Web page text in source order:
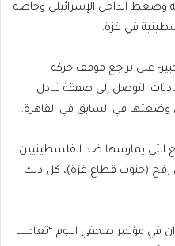
وضغط الداخل الإسرائيلي وخاصة
في غزة.
على تراجع موقف حركة
التوصل إلى صفقة تبادل
وضعتها في السابق في القاهرة.
التي يمارسها ضد الفلسطينيين
رفح (جنوب قطاع غزة)، كل ذلك
في مؤتمر صحفي اليوم “تعاملنا